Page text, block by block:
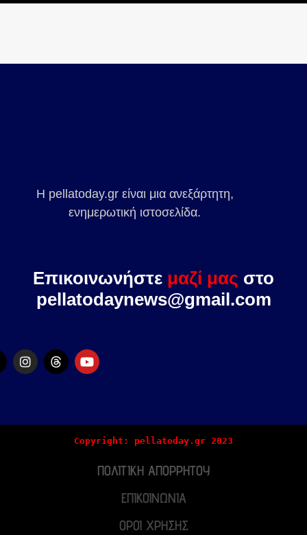
Η pellatoday.gr είναι μια ανεξάρτητη,
ενημερωτική ιστοσελίδα.
Επικοινωνήστε μαζί μας στο
pellatodaynews@gmail.com
Copyright: pellatoday.gr 2023
ΠΟΛΙΤΙΚΗ ΑΠΟΡΡΗΤΟΥ
ΕΠΙΚΟΙΝΩΝΙΑ
ΟΡΟΙ ΧΡΗΣΗΣ